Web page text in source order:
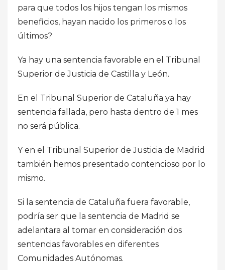
para que todos los hijos tengan los mismos
beneficios, hayan nacido los primeros o los
últimos?
Ya hay una sentencia favorable en el Tribunal
Superior de Justicia de Castilla y León.
En el Tribunal Superior de Cataluña ya hay
sentencia fallada, pero hasta dentro de 1 mes
no será pública.
Y en el Tribunal Superior de Justicia de Madrid
también hemos presentado contencioso por lo
mismo.
Si la sentencia de Cataluña fuera favorable,
podría ser que la sentencia de Madrid se
adelantara al tomar en consideración dos
sentencias favorables en diferentes
Comunidades Autónomas.